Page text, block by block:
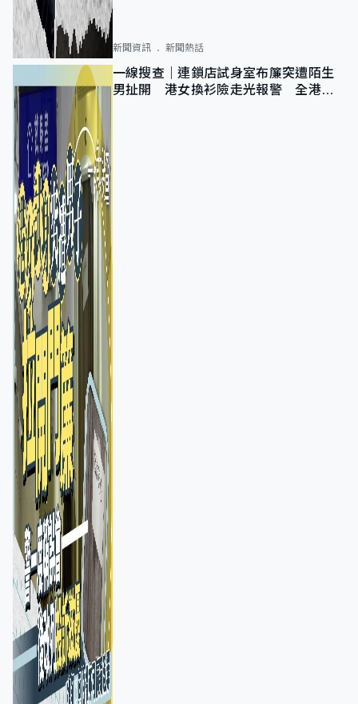
新聞資訊 新聞熱話
一線搜查｜連鎖店試身室布簾突遭陌生
男扯開 港女換衫險走光報警 全港分